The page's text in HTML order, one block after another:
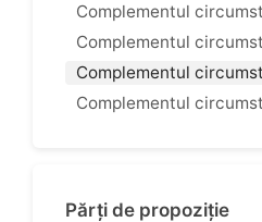
Complementul
Complementul
Complementul
Complementul
Părți de propoziție